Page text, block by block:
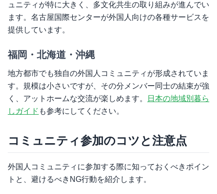
ュニティが特に大きく、多文化共生の取り組みが進んでい
ます。名古屋国際センターが外国人向けの各種サービスを
提供しています。
福岡・北海道・沖縄
地方都市でも独自の外国人コミュニティが形成されていま
す。規模は小さいですが、その分メンバー同士の結束が強
く、アットホームな交流が楽しめます。
日本の地域別暮ら
しガイド も参考にしてください。
コミュニティ参加のコツと注意点
外国人コミュニティに参加する際に知っておくべきポイン
トと、避けるべきNG行動を紹介します。